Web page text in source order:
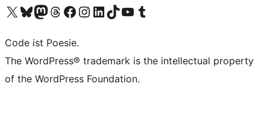
Unser X-Konto (früher Twitter) besuchen
Unser Bluesky-Konto besuchen
Unser Mastodon-Konto besuchen
Unser Threads-Konto besuchen
Unsere Facebook-Seite besuchen
Unser Instagram-Konto besuchen
Unser LinkedIn-Konto besuchen
Unser TikTok-Konto besuchen
Unseren YouTube-Kanal besuchen
Unser Tumblr-Konto besuchen
Code ist Poesie.
The WordPress® trademark is the intellectual property
of the WordPress Foundation.